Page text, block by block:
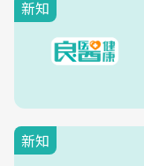
新知
新知